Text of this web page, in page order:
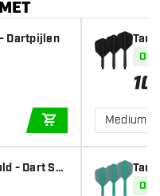
Dartpijlen
IN WINKELWAGEN
- Dart Sh
Op
10
Medium
Op